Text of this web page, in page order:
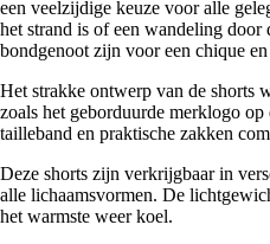
een veelzijdige keuze voor alle
het strand is of een wandeling door
bondgenoot zijn voor een chique
Het strakke ontwerp van de shorts
zoals het geborduurde merklogo op
tailleband en praktische zakken
Deze shorts zijn verkrijgbaar in
alle lichaamsvormen. De
het warmste weer koel.